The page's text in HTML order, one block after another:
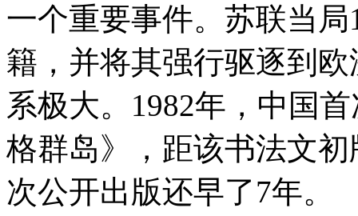
一个重要事件。苏联当
籍，并将其强行驱逐到
系极大。1982年，中国
格群岛》，距该书法文
次公开出版还早了7年。